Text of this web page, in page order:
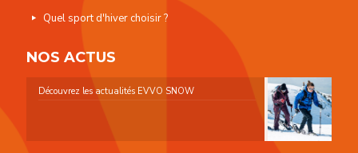
Quel sport d'hiver choisir ?
NOS ACTUS
Découvrez les actualités EVVO SNOW